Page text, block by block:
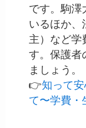
です。駒澤
いるほか、
主）など学
す。保護者
ましょう。
👉知って
て〜学費・